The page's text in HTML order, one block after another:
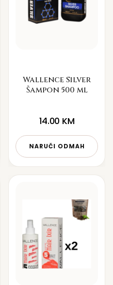
Wallence Silver
Šampon 500 ml
14.00 KM
NARUČI ODMAH